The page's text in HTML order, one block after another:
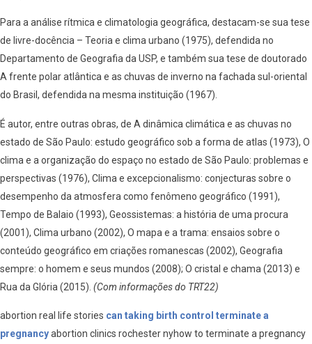
Para a análise rítmica e climatologia geográfica, destacam-se sua tese
de livre-docência – Teoria e clima urbano (1975), defendida no
Departamento de Geografia da USP, e também sua tese de doutorado
A frente polar atlântica e as chuvas de inverno na fachada sul-oriental
do Brasil, defendida na mesma instituição (1967).
É autor, entre outras obras, de A dinâmica climática e as chuvas no
estado de São Paulo: estudo geográfico sob a forma de atlas (1973), O
clima e a organização do espaço no estado de São Paulo: problemas e
perspectivas (1976), Clima e excepcionalismo: conjecturas sobre o
desempenho da atmosfera como fenômeno geográfico (1991),
Tempo de Balaio (1993), Geossistemas: a história de uma procura
(2001), Clima urbano (2002), O mapa e a trama: ensaios sobre o
conteúdo geográfico em criações romanescas (2002), Geografia
sempre: o homem e seus mundos (2008); O cristal e chama (2013) e
Rua da Glória (2015). (Com informações do TRT22)
abortion real life stories can taking birth control terminate a
pregnancyabortion clinics rochester nyhow to terminate a pregnancy